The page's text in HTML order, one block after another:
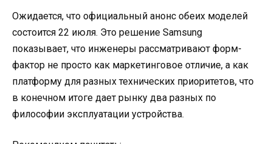
Ожидается, что официальный анонс обеих моделей
состоится 22 июля. Это решение Samsung
показывает, что инженеры рассматривают форм-
фактор не просто как маркетинговое отличие, а как
платформу для разных технических приоритетов, что
в конечном итоге дает рынку два разных по
философии эксплуатации устройства.